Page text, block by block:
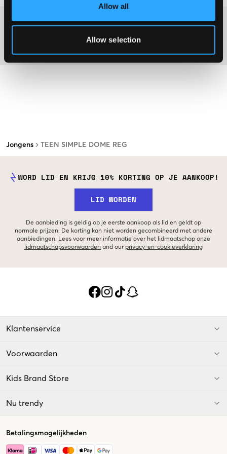
Allow all
Allow selection
Jongens TEEN SIMPLE DOME REG
Washing advice
WORD LID EN KRIJG 10% KORTING OP JE AANKOOP!
LID WORDEN
De aanbieding is geldig op je eerste aankoop als lid en geldt op
normale prijzen. De korting kan niet worden gecombineerd met andere
aanbiedingen. Lees voor meer informatie over het lidmaatschap onze
lidmaatschapsvoorwaarden and our privacy-en-cookieverklaring
Klantenservice
Voorwaarden
Kids Brand Store
Nu trendy
Betalingsmogelijkheden